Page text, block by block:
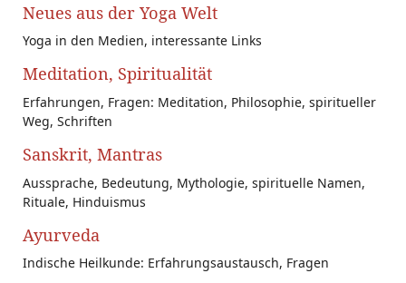
Neues aus der Yoga Welt
Yoga in den Medien, interessante Links
Meditation, Spiritualität
Erfahrungen, Fragen: Meditation, Philosophie, spiritueller
Weg, Schriften
Sanskrit, Mantras
Aussprache, Bedeutung, Mythologie, spirituelle Namen,
Rituale, Hinduismus
Ayurveda
Indische Heilkunde: Erfahrungsaustausch, Fragen